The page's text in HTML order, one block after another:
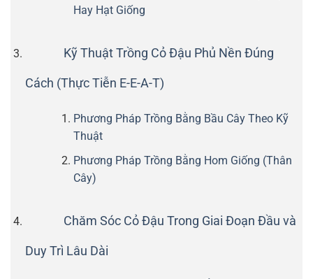
Hay Hạt Giống
Kỹ Thuật Trồng Cỏ Đậu Phủ Nền Đúng
Cách (Thực Tiễn E-E-A-T)
Phương Pháp Trồng Bằng Bầu Cây Theo Kỹ
Thuật
Phương Pháp Trồng Bằng Hom Giống (Thân
Cây)
Chăm Sóc Cỏ Đậu Trong Giai Đoạn Đầu và
Duy Trì Lâu Dài